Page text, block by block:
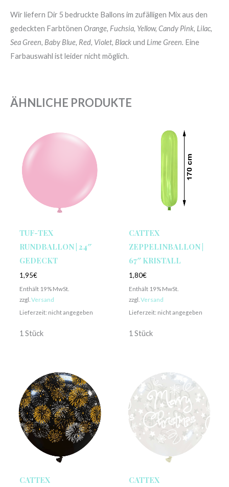
Wir liefern Dir 5 bedruckte Ballons im zufälligen Mix aus den
gedeckten Farbtönen Orange, Fuchsia, Yellow, Candy Pink, Lilac,
Sea Green, Baby Blue, Red, Violet, Blackund Lime Green. Eine
Farbauswahl ist leider nicht möglich.
ÄHNLICHE PRODUKTE
TUF-TEX
RUNDBALLON | 24″
GEDECKT
1,95€
Enthält 19% MwSt.
zzgl. Versand
Lieferzeit: nicht angegeben
1 Stück
CATTEX
ZEPPELINBALLON |
67″ KRISTALL
1,80€
Enthält 19% MwSt.
zzgl. Versand
Lieferzeit: nicht angegeben
1 Stück
CATTEX
CATTEX